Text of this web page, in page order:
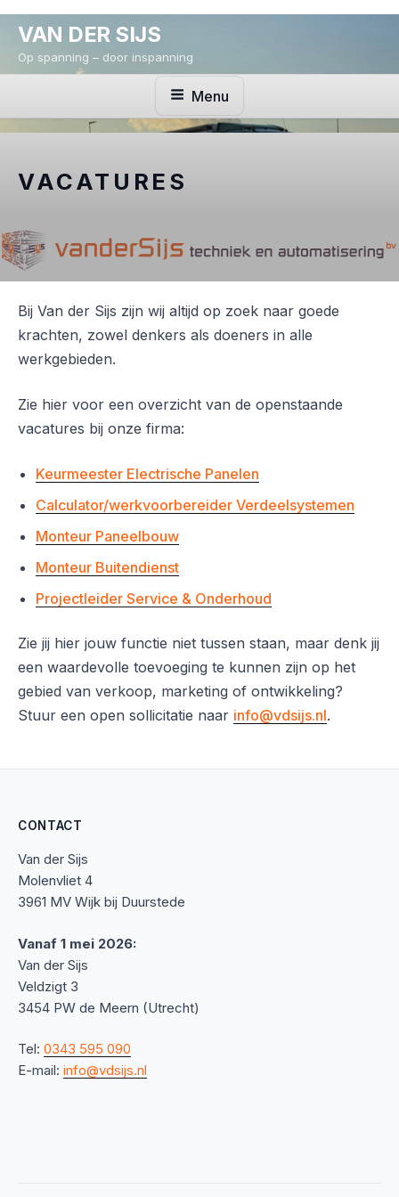
naar
inhoud
VAN DER SIJS
Op spanning – door inspanning
Menu
VACATURES
Bij Van der Sijs zijn wij altijd op zoek naar goede
krachten, zowel denkers als doeners in alle
werkgebieden.
Zie hier voor een overzicht van de openstaande
vacatures bij onze firma:
Keurmeester Electrische Panelen
Calculator/werkvoorbereider Verdeelsystemen
Monteur Paneelbouw
Monteur Buitendienst
Projectleider Service & Onderhoud
Zie jij hier jouw functie niet tussen staan, maar denk jij
een waardevolle toevoeging te kunnen zijn op het
gebied van verkoop, marketing of ontwikkeling?
Stuur een open sollicitatie naar info@vdsijs.nl.
CONTACT
Van der Sijs
Molenvliet 4
3961 MV Wijk bij Duurstede
Vanaf 1 mei 2026:
Van der Sijs
Veldzigt 3
3454 PW de Meern (Utrecht)
Tel: 0343 595 090
E-mail: info@vdsijs.nl